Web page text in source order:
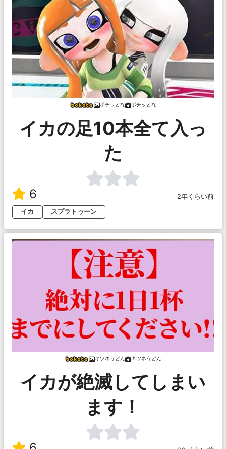
ポチッとな ポチッとな
イカの足10本全て入っ
た
6
2年くらい前
イカ
スプラトゥーン
キツネうどん キツネうどん
イカが絶滅してしまい
ます！